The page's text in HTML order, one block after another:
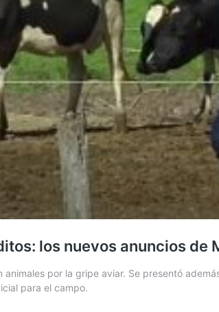
los nuevos anuncios de
por la gripe aviar. Se presentó
para el campo.